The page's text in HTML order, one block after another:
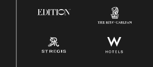
Family And Medical Leave Act (FMLA)